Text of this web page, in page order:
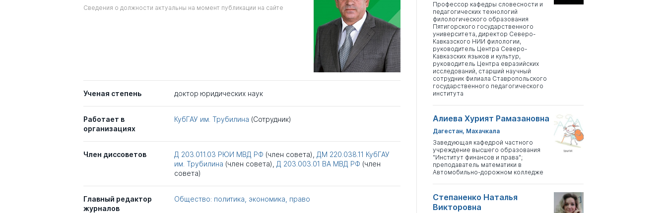
Сведения о должности актуальны на момент публикации на сайте
Ученая степень доктор юридических наук
Работает в
организациях
КубГАУ им. Трубилина (Сотрудник)
Член диссоветов Д 203.011.03 РЮИ МВД РФ (член совета), ДМ 220.038.11 КубГАУ
им. Трубилина (член совета), Д 203.003.01 ВА МВД РФ (член
совета)
Главный редактор
журналов
Общество: политика, экономика, право
Профессор кафедры словесности и
педагогических технологий
филологического образования
Пятигорского государственного
университета, директор Северо-
Кавказского НИИ филологии,
руководитель Центра Северо-
Кавказских языков и культур,
руководитель Центра евразийских
исследований, старший научный
сотрудник Филиала Ставропольского
государственного педагогического
института
Алиева Хурият Рамазановна
Дагестан, Махачкала
Заведующая кафедрой частного
учреждение высшего образования
"Институт финансов и права";
преподаватель математики в
Автомобильно-дорожном колледже
Степаненко Наталья
Викторовна